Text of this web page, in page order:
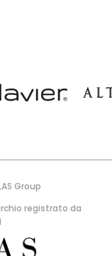
Group
registrato da